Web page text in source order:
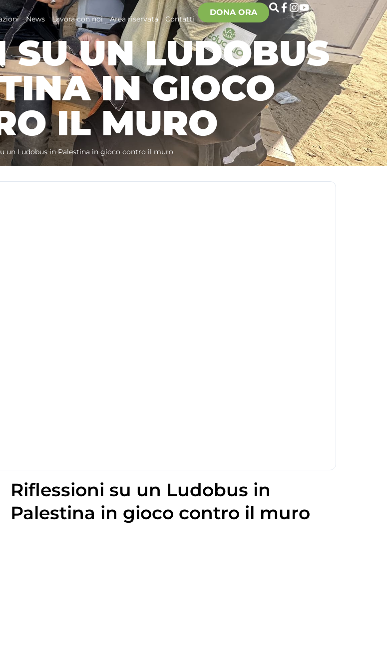
News Lavora con noi Area riservata Contatti
DONA ORA
SU UN LUDOBUS
IN GIOCO
IL MURO
un Ludobus in Palestina in gioco contro il muro
Riflessioni su un Ludobus in
Palestina in gioco contro il muro